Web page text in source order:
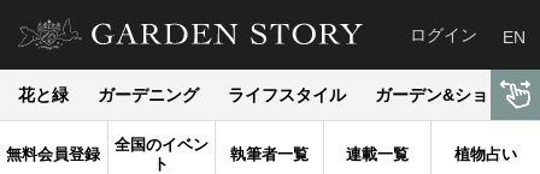
ログイン EN
花と緑 ガーデニング ライフスタイル ガーデン&ショップ
無料会員登録
全国のイベン
ト
執筆者一覧 連載一覧 植物占い